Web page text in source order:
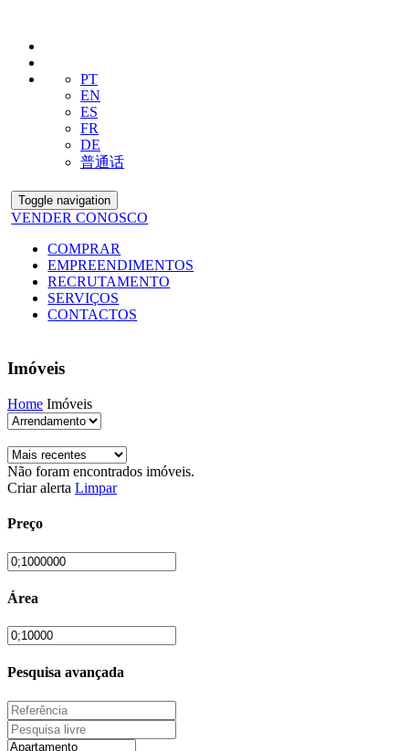
PT
EN
ES
FR
DE
普通话
Toggle navigation
VENDER CONOSCO
COMPRAR
EMPREENDIMENTOS
RECRUTAMENTO
SERVIÇOS
CONTACTOS
Imóveis
Home Imóveis
Não foram encontrados imóveis.
Criar alerta Limpar
Preço
Área
Pesquisa avançada